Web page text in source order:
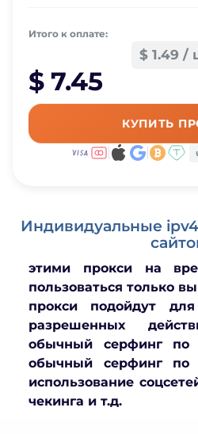
Итого к оплате:
$ 1.49 /
$ 7.45
КУПИТЬ
Индивидуальные
этими прокси на
пользоваться только
прокси подойдут
разрешенных
обычный серфинг по
обычный серфинг по
использование
чекинга и т.д.